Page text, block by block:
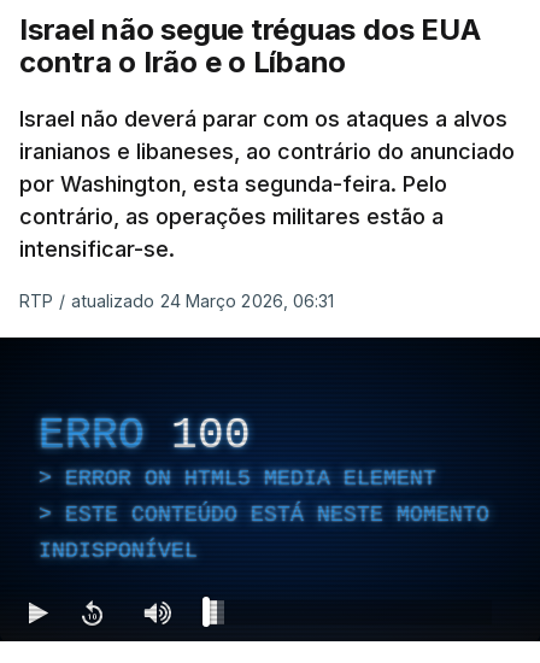
Israel não segue tréguas dos EUA
contra o Irão e o Líbano
Israel não deverá parar com os ataques a alvos
iranianos e libaneses, ao contrário do anunciado
por Washington, esta segunda-feira. Pelo
contrário, as operações militares estão a
intensificar-se.
RTP / atualizado 24 Março 2026, 06:31
ERRO 100
ERROR ON HTML5 MEDIA ELEMENT
ESTE CONTEÚDO ESTÁ NESTE MOMENTO
INDISPONÍVEL